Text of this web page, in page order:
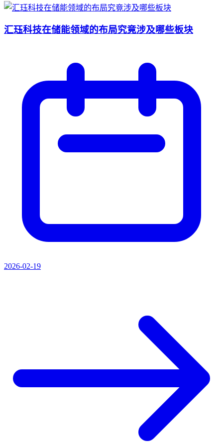
汇珏科技在储能领域的布局究竟涉及哪些板块
2026-02-19